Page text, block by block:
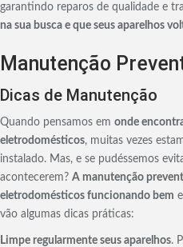
garantindo reparos de qualidade e
na sua busca e que seus aparelhos
Manutenção
Dicas de Manutenção
Quando pensamos em onde
eletrodomésticos, muitas vezes
instalado. Mas, e se pudéssemos
acontecerem? A manutenção
eletrodomésticos funcionando bem
vão algumas dicas práticas:
Limpe regularmente seus aparelhos.